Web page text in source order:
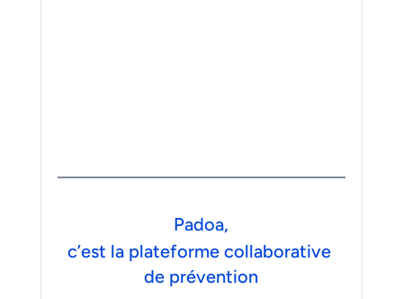
Padoa,
c’est la plateforme collaborative
de prévention